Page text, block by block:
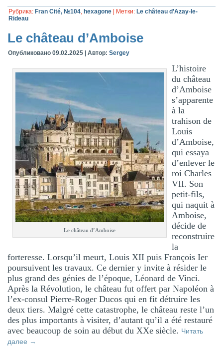
Рубрика: Fran Cité, №104 ,hexagone | Метки: Le château d’Azay-le-
Rideau
Le château d’Amboise
Опубликовано 09.02.2025 |Автор: Sergey
Le château d’Amboise
L’histoire
du château
d’Amboise
s’apparente
à la
trahison de
Louis
d’Amboise,
qui essaya
d’enlever le
roi Charles
VII. Son
petit-fils,
qui naquit à
Amboise,
décide de
reconstruire
la
forteresse. Lorsqu’il meurt, Louis XII puis François Ier
poursuivent les travaux. Ce dernier y invite à résider le
plus grand des génies de l’époque, Léonard de Vinci.
Après la Révolution, le château fut offert par Napoléon à
l’ex-consul Pierre-Roger Ducos qui en fit détruire les
deux tiers. Malgré cette catastrophe, le château reste l’un
des plus importants à visiter, d’autant qu’il a été restauré
avec beaucoup de soin au début du XXe siècle. Читать
далее →